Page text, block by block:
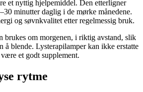
et nyttig hjelpemiddel. Den etterligner
minutter daglig i de mørke månedene.
og søvnkvalitet etter regelmessig bruk.
brukes om morgenen, i riktig avstand, slik
å blende. Lysterapilamper kan ikke erstatte
et godt supplement.
rytme